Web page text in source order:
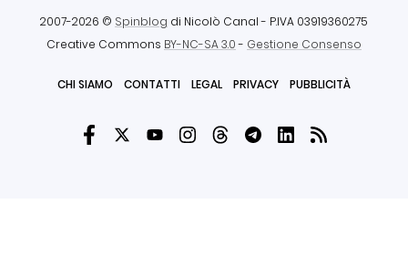
2007-2026 © Spinblog di Nicolò Canal - P.IVA 03919360275
Creative Commons BY-NC-SA 3.0- Gestione Consenso
CHI SIAMO CONTATTI LEGAL PRIVACY PUBBLICITÀ